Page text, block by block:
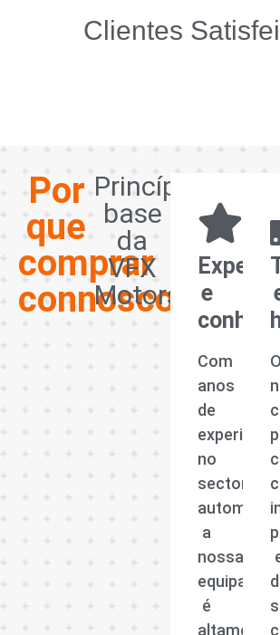
Clientes
Por
que
comprar
connosco?
Princípios
base
da
VFX
Motors
e
Com
anos
de
no
sector
a
nossa
equipa
é
altamente